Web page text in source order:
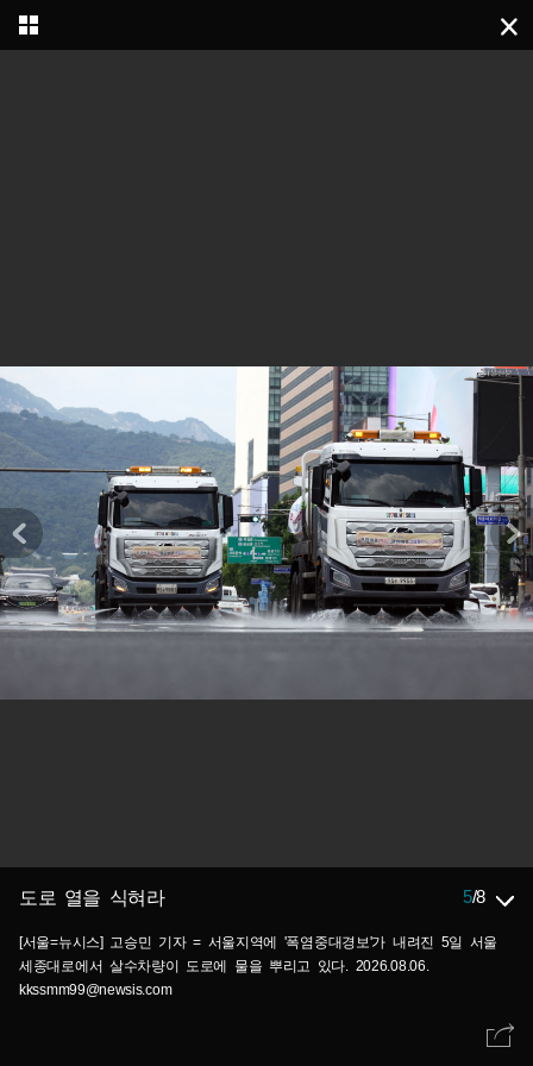
도로 열을 식혀라 5/8
[서울=뉴시스] 고승민 기자 = 서울지역에 '폭염중대경보'가 내려진 5일 서울
세종대로에서 살수차량이 도로에 물을 뿌리고 있다. 2026.08.06.
kkssmm99@newsis.com